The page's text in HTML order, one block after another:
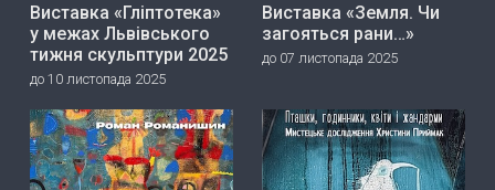
Виставка «Гліптотека»
у межах Львівського
тижня скульптури 2025
до 10 листопада 2025
Виставка «Земля. Чи
загояться рани…»
до 07 листопада 2025